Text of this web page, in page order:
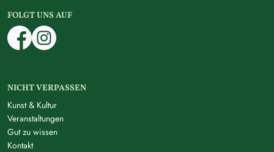
FOLGT UNS AUF
NICHT VERPASSEN
Kunst & Kultur
Veranstaltungen
Gut zu wissen
Kontakt